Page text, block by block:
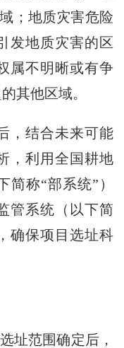
；地质灾害危险
发地质灾害的区
属不明晰或有争
其他区域。
结合未来可能
，利用全国耕地
称“部系统”）
管系统（以下简
确保项目选址科
范围确定后，